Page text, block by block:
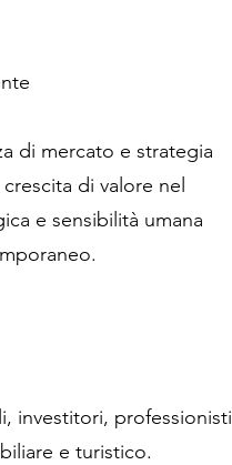
di mercato e strategia
di valore nel
e sensibilità umana
investitori, professionisti
e turistico.